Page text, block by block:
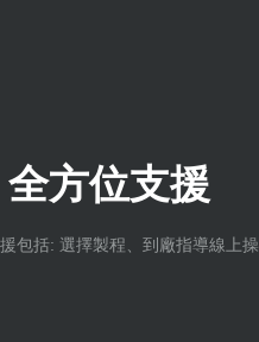
方位支援
包括: 選擇製程、到廠指導線上操